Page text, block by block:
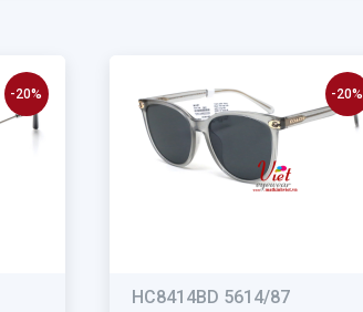
-20%
HC8414BD 5614/87
-20%